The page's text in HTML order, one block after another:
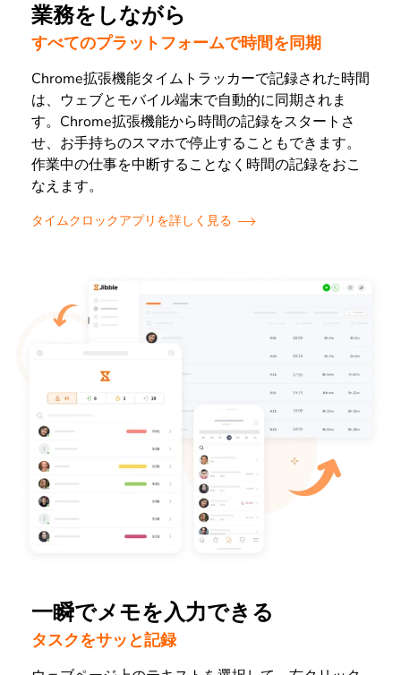
業務をしながら
すべてのプラットフォームで時間を同期
Chrome拡張機能タイムトラッカーで記録された時間
は、ウェブとモバイル端末で自動的に同期されま
す。Chrome拡張機能から時間の記録をスタートさ
せ、お手持ちのスマホで停止することもできます。
作業中の仕事を中断することなく時間の記録をおこ
なえます。
タイムクロックアプリを詳しく見る
一瞬でメモを入力できる
タスクをサッと記録